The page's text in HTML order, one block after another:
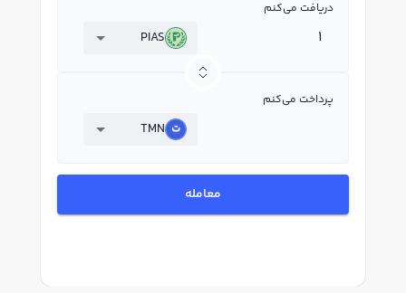
دریافت می‌کنم
PIAS
پرداخت می‌کنم
TMN
معامله